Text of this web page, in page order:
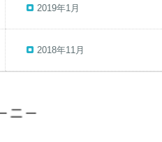
2019年1月
2018年11月